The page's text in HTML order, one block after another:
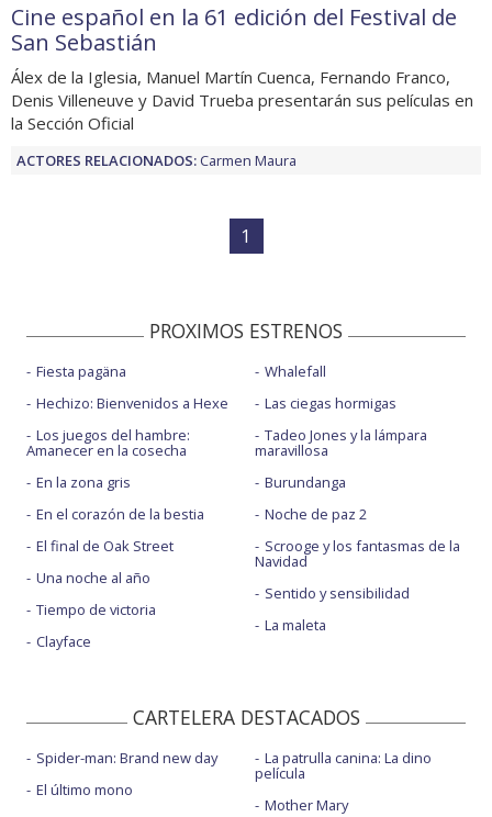
Cine español en la 61 edición del Festival de
San Sebastián
Álex de la Iglesia, Manuel Martín Cuenca, Fernando Franco,
Denis Villeneuve y David Trueba presentarán sus películas en
la Sección Oficial
ACTORES RELACIONADOS:Carmen Maura
1
PROXIMOS ESTRENOS
Fiesta pagäna
Hechizo: Bienvenidos a Hexe
Los juegos del hambre:
Amanecer en la cosecha
En la zona gris
En el corazón de la bestia
El final de Oak Street
Una noche al año
Tiempo de victoria
Clayface
Whalefall
Las ciegas hormigas
Tadeo Jones y la lámpara
maravillosa
Burundanga
Noche de paz 2
Scrooge y los fantasmas de la
Navidad
Sentido y sensibilidad
La maleta
CARTELERA DESTACADOS
Spider-man: Brand new day
El último mono
La patrulla canina: La dino
película
Mother Mary